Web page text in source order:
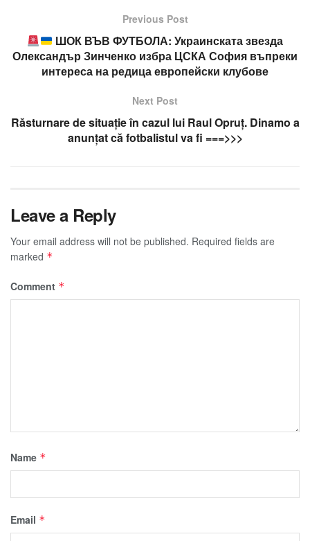
Previous Post
ШОК ВЪВ ФУТБОЛА: Украинската звезда
Олександър Зинченко избра ЦСКА София въпреки
интереса на редица европейски клубове
Next Post
Răsturnare de situație în cazul lui Raul Opruț. Dinamo a
anunțat că fotbalistul va fi ===>>>
Leave a Reply
Your email address will not be published. Required fields are
marked *
Comment *
Name *
Email *